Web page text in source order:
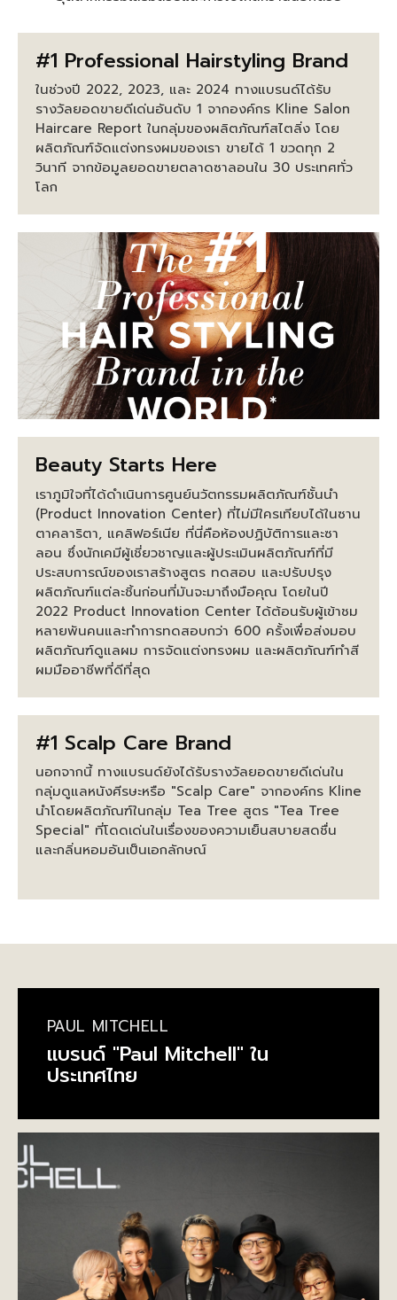
#1 Professional Hairstyling Brand
ในช่วงปี 2022, 2023, และ 2024 ทางแบรนด์ได้รับ
รางวัลยอดขายดีเด่นอันดับ 1 จากองค์กร Kline Salon
Haircare Report ในกลุ่มของผลิตภัณฑ์สไตลิ่ง โดย
ผลิตภัณฑ์จัดแต่งทรงผมของเรา ขายได้ 1 ขวดทุก 2
วินาที จากข้อมูลยอดขายตลาดซาลอนใน 30 ประเทศทั่ว
โลก
Beauty Starts Here
เราภูมิใจที่ได้ดำเนินการศูนย์นวัตกรรมผลิตภัณฑ์ชั้นนำ
(Product Innovation Center) ที่ไม่มีใครเทียบได้ในซาน
ตาคลาริตา, แคลิฟอร์เนีย ที่นี่คือห้องปฏิบัติการและซา
ลอน ซึ่งนักเคมีผู้เชี่ยวชาญและผู้ประเมินผลิตภัณฑ์ที่มี
ประสบการณ์ของเราสร้างสูตร ทดสอบ และปรับปรุง
ผลิตภัณฑ์แต่ละชิ้นก่อนที่มันจะมาถึงมือคุณ โดยในปี
2022 Product Innovation Center ได้ต้อนรับผู้เข้าชม
หลายพันคนและทำการทดสอบกว่า 600 ครั้งเพื่อส่งมอบ
ผลิตภัณฑ์ดูแลผม การจัดแต่งทรงผม และผลิตภัณฑ์ทำสี
ผมมืออาชีพที่ดีที่สุด
#1 Scalp Care Brand
นอกจากนี้ ทางแบรนด์ยังได้รับรางวัลยอดขายดีเด่นใน
กลุ่มดูแลหนังศีรษะหรือ "Scalp Care" จากองค์กร Kline
นำโดยผลิตภัณฑ์ในกลุ่ม Tea Tree สูตร "Tea Tree
Special" ที่โดดเด่นในเรื่องของความเย็นสบายสดชื่น
และกลิ่นหอมอันเป็นเอกลักษณ์
PAUL MITCHELL
แบรนด์ "Paul Mitchell" ใน
ประเทศไทย